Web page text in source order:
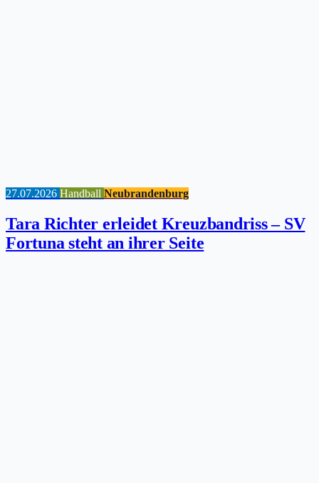
27.07.2026 Handball Neubrandenburg
Tara Richter erleidet Kreuzbandriss – SV
Fortuna steht an ihrer Seite